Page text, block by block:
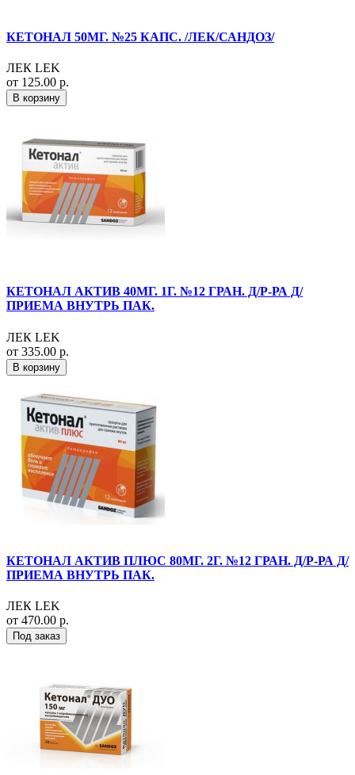
КЕТОНАЛ 50МГ. №25 КАПС. /ЛЕК/САНДОЗ/
ЛЕК LEK
от 125.00 р.
В корзину
КЕТОНАЛ АКТИВ 40МГ. 1Г. №12 ГРАН. Д/Р-РА Д/
ПРИЕМА ВНУТРЬ ПАК.
ЛЕК LEK
от 335.00 р.
В корзину
КЕТОНАЛ АКТИВ ПЛЮС 80МГ. 2Г. №12 ГРАН. Д/Р-РА Д/
ПРИЕМА ВНУТРЬ ПАК.
ЛЕК LEK
от 470.00 р.
Под заказ